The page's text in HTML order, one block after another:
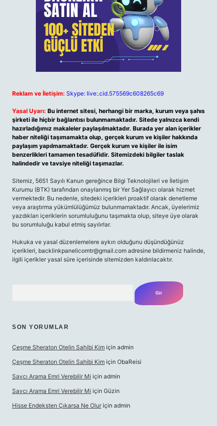
Reklam ve İletişim: Skype: live:.cid.575569c608265c69
Yasal Uyarı: Bu internet sitesi, herhangi bir marka, kurum veya şahıs
şirketi ile hiçbir bağlantısı bulunmamaktadır. Sitede yalnızca kendi
hazırladığımız makaleler paylaşılmaktadır. Burada yer alan içerikler
haber niteliği taşımamakta olup, gerçek kurum ve kişiler hakkında
paylaşım yapılmamaktadır. Gerçek kurum ve kişiler ile isim
benzerlikleri tamamen tesadüfidir. Sitemizdeki bilgiler taslak
halindedir ve tavsiye niteliği taşımazlar.
Sitemiz, 5651 Sayılı Kanun gereğince Bilgi Teknolojileri ve İletişim
Kurumu (BTK) tarafından onaylanmış bir Yer Sağlayıcı olarak hizmet
vermektedir. Bu nedenle, sitedeki içerikleri proaktif olarak denetleme
veya araştırma yükümlülüğümüz bulunmamaktadır. Ancak, üyelerimiz
yazdıkları içeriklerin sorumluluğunu taşımakta olup, siteye üye olarak
bu sorumluluğu kabul etmiş sayılırlar.
Hukuka ve yasal düzenlemelere aykırı olduğunu düşündüğünüz
içerikleri, backlinkpanelicomtr@gmail.com adresine bildirmeniz halinde,
ilgili içerikler yasal süre içerisinde sitemizden kaldırılacaktır.
SON YORUMLAR
Çeşme Sheraton Otelin Sahibi Kim için admin
Çeşme Sheraton Otelin Sahibi Kim için ObaReisi
Savcı Arama Emri Verebilir Mi için admin
Savcı Arama Emri Verebilir Mi için Güzin
Hisse Endeksten Çıkarsa Ne Olur için admin